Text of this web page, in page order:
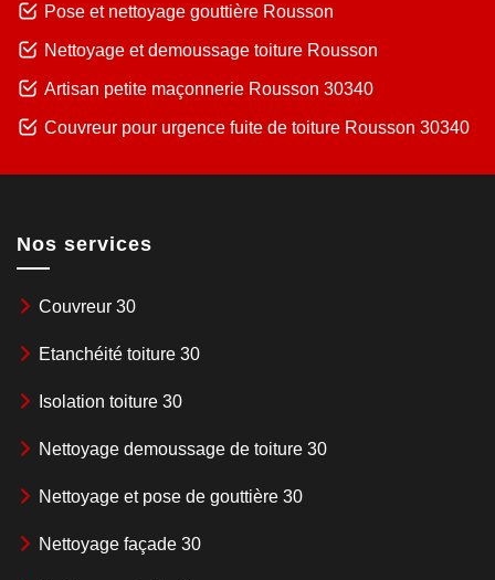
Pose et nettoyage gouttière Rousson
Nettoyage et demoussage toiture Rousson
Artisan petite maçonnerie Rousson 30340
Couvreur pour urgence fuite de toiture Rousson 30340
Nos services
Couvreur 30
Etanchéité toiture 30
Isolation toiture 30
Nettoyage demoussage de toiture 30
Nettoyage et pose de gouttière 30
Nettoyage façade 30